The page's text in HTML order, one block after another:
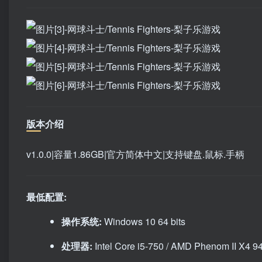
版本介绍
v1.0.0|容量1.86GB|官方简体中文|支持键盘.鼠标.手柄
最低配置:
操作系统: Windows 10 64 bits
处理器: Intel Core i5-750 / AMD Phenom II X4